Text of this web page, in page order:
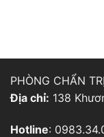
PHÒNG CHẨN
Địa chỉ: 138
Hotline: